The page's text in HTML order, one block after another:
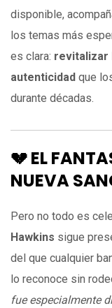
disponible,
los temas más
es clara: revitalizar
autenticidad que
durante décadas.
💔 EL
NUEVA
Pero no todo es
Hawkins sigue
del que cualquier
lo reconoce sin
fue especialmente